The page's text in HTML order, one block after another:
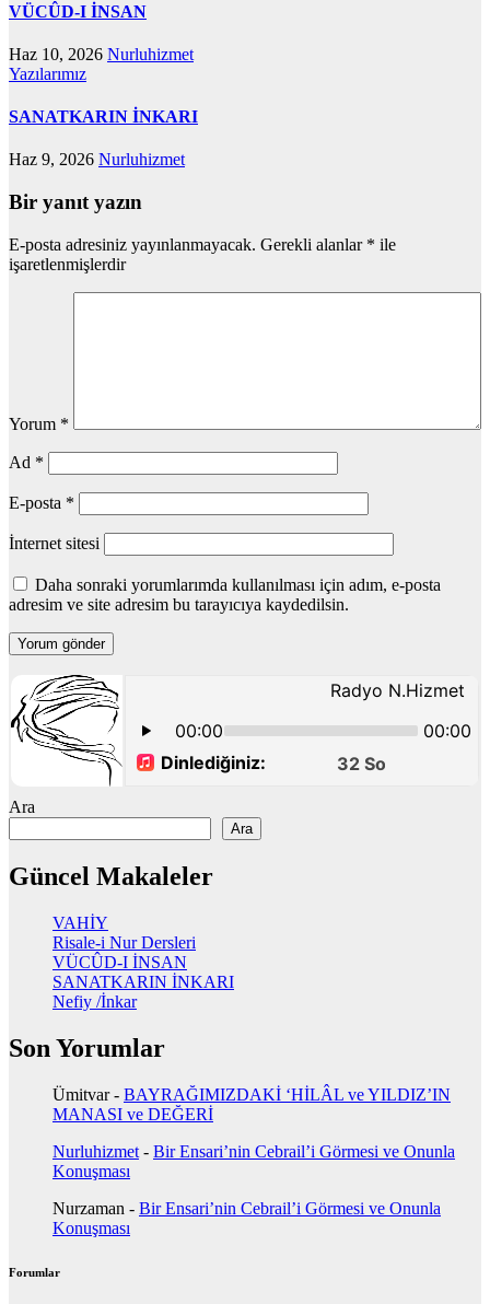
VÜCÛD-I İNSAN
Haz 10, 2026 Nurluhizmet
Yazılarımız
SANATKARIN İNKARI
Haz 9, 2026 Nurluhizmet
Bir yanıt yazın
E-posta adresiniz yayınlanmayacak. Gerekli alanlar * ile
işaretlenmişlerdir
Yorum *
Ad *
E-posta *
İnternet sitesi
Daha sonraki yorumlarımda kullanılması için adım, e-posta
adresim ve site adresim bu tarayıcıya kaydedilsin.
Ara
Ara
Güncel Makaleler
VAHİY
Risale-i Nur Dersleri
VÜCÛD-I İNSAN
SANATKARIN İNKARI
Nefiy /İnkar
Son Yorumlar
Ümitvar- BAYRAĞIMIZDAKİ ‘HİLÂL ve YILDIZ’IN
MANASI ve DEĞERİ
Nurluhizmet - Bir Ensari’nin Cebrail’i Görmesi ve Onunla
Konuşması
Nurzaman - Bir Ensari’nin Cebrail’i Görmesi ve Onunla
Konuşması
Forumlar